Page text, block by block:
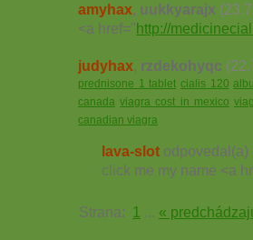
amyhax, uukkyarajx
<a href="http://
judyhax, rzdekohyqc
prednisone 1 tablet cialis 120
canada viagra cost in mexico
canadian viagra
lava-slot odpovedal(a)
click me my name <a
Strana: 1 ... «